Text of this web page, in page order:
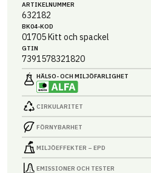
ARTIKEL­NUMMER
632182
BK04-KOD
01705Kitt och spackel
GTIN
7391578321820
HÄLSO- OCH MILJÖ­FARLIGHET
CIRKULARITET
FÖRNYBARHET
MILJÖEFFEKTER – EPD
EMISSIONER OCH TESTER